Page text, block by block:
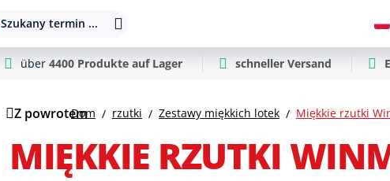
Szukany termin ...
über 4400 Produkte auf Lager schneller Versand
Z powrotem
Dom rzutki Zestawy miękkich lotek Miękkie rzutki
MIĘKKIE RZUTKI